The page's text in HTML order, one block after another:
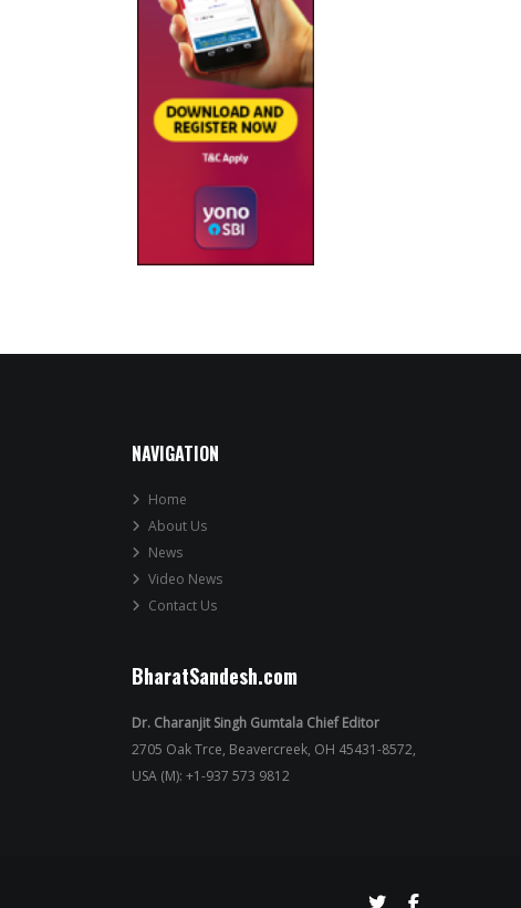
NAVIGATION
Home
About Us
News
Video News
Contact Us
BharatSandesh.com
Dr. Charanjit Singh Gumtala Chief Editor
2705 Oak Trce, Beavercreek, OH 45431-8572,
USA (M): +1-937 573 9812